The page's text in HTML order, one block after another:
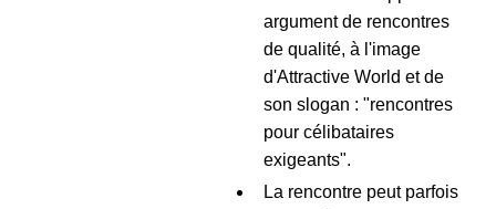
argument de rencontres
de qualité, à l'image
d'Attractive World et de
son slogan : "rencontres
pour célibataires
exigeants".
La rencontre peut parfois